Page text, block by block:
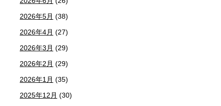
2026年5月 (38)
2026年4月 (27)
2026年3月 (29)
2026年2月 (29)
2026年1月 (35)
2025年12月 (30)